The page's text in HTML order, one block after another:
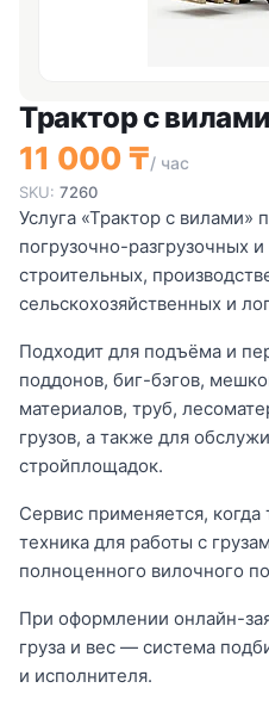
Трактор с вилами
11 000 ₸/ час
SKU: 7260
Услуга «Трактор с вилами»
погрузочно-разгрузочных
строительных,
сельскохозяйственных и
Подходит для подъёма и
поддонов, биг-бэгов,
материалов, труб,
грузов, а также для
стройплощадок.
Сервис применяется,
техника для работы с
полноценного вилочного
При оформлении онлайн-
груза и вес — система
и исполнителя.